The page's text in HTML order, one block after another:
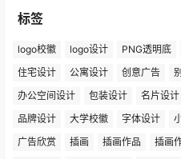
标签
logo校徽 logo设计 PNG透明底
住宅设计
公寓设计 创意广告
办公空间设计
包装设计 名片设计
品牌设计
大学校徽 字体设计
广告欣赏
插画 插画作品 插画